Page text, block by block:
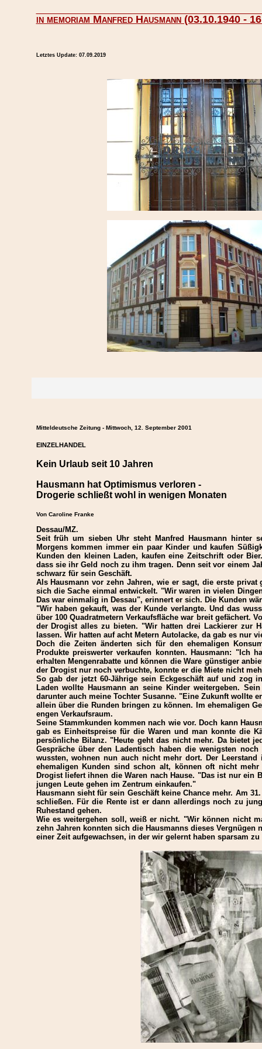
in memoriam Manfred Hausmann (03.10.1940 -
Letztes Update: 07.09.2019
Mitteldeutsche Zeitung - Mittwoch, 12. September 2001
EINZELHANDEL
Kein Urlaub seit 10 Jahren
Hausmann hat Optimismus verloren -
Drogerie schließt wohl in wenigen Monaten
Von Caroline Franke
Dessau/MZ.
Seit früh um sieben Uhr steht Manfred Hausmann hinter
Morgens kommen immer ein paar Kinder und kaufen
Kunden den kleinen Laden, kaufen eine Zeitschrift oder
dass sie ihr Geld noch zu ihm tragen. Denn seit vor einem
schwarz für sein Geschäft.
Als Hausmann vor zehn Jahren, wie er sagt, die erste
sich die Sache einmal entwickelt. "Wir waren in vielen
Das war einmalig in Dessau", erinnert er sich. Die Kunden
"Wir haben gekauft, was der Kunde verlangte. Und das
über 100 Quadratmetern Verkaufsfläche war breit gefächert.
der Drogist alles zu bieten. "Wir hatten drei Lackierer zur
lassen. Wir hatten auf acht Metern Autolacke, da gab es nur
Doch die Zeiten änderten sich für den ehemaligen
Produkte preiswerter verkaufen konnten. Hausmann: "Ich
erhalten Mengenrabatte und können die Ware günstiger
der Drogist nur noch verbuchte, konnte er die Miete nicht
So gab der jetzt 60-Jährige sein Eckgeschäft auf und zog
Laden wollte Hausmann an seine Kinder weitergeben.
darunter auch meine Tochter Susanne. "Eine Zukunft wollte
allein über die Runden bringen zu können. Im ehemaligen
engen Verkaufsraum.
Seine Stammkunden kommen nach wie vor. Doch kann
gab es Einheitspreise für die Waren und man konnte die
persönliche Bilanz. "Heute geht das nicht mehr. Da bietet
Gespräche über den Ladentisch haben die wenigsten
wussten, wohnen nun auch nicht mehr dort. Der
ehemaligen Kunden sind schon alt, können oft nicht
Drogist liefert ihnen die Waren nach Hause. "Das ist nur
jungen Leute gehen im Zentrum einkaufen."
Hausmann sieht für sein Geschäft keine Chance mehr. Am
schließen. Für die Rente ist er dann allerdings noch zu
Ruhestand gehen.
Wie es weitergehen soll, weiß er nicht. "Wir können nicht
zehn Jahren konnten sich die Hausmanns dieses
einer Zeit aufgewachsen, in der wir gelernt haben sparsam